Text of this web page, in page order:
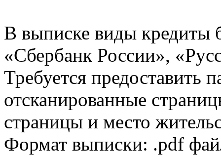
В выписке виды кредиты
«Сбербанк России»,
Требуется предоставить
отсканированные
страницы и место
Формат выписки: .pdf